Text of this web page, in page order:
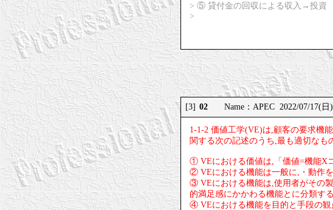
> ⑤ 貸付金の回収による収入→投資
>
[3] 02 Name：APEC 2022/07/17(日
1-1-2 価値工学(VE)は,顧客の要求機
関する次の記述のうち,最も適切なも
① VEにおける価値は,「価値=機能X
② VEにおける機能は一般に,・動作
③ VEにおける機能は,使用者がその
的満足感にかかわる機能とに分類す
④ VEにおける機能を目的と手段の観